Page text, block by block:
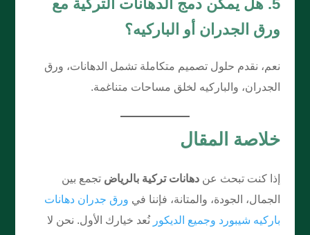
5. هل يمكن دمج الدهانات التركية مع
ورق الجدران أو الباركيه؟
نعم، نقدم حلول تصميم متكاملة تشمل الدهانات، ورق
الجدران، والباركيه لخلق مساحات متناغمة.
خلاصة المقال
إذا كنت تبحث عن دهانات تركية بالرياض تجمع بين
الجمال، الجودة، والمتانة، فإننا في ورق جدران دهانات
باركيه شيبورد وجميع الديكور نُعد خيارك الأول. نحن لا